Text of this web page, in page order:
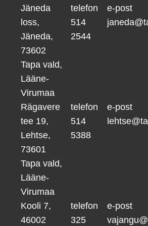
Jäneda
loss,
Jäneda,
73602
Tapa vald,
Lääne-
Virumaa
telefon
514
2544
e-post
Rägavere
tee 19,
Lehtse,
73601
Tapa vald,
Lääne-
Virumaa
telefon
514
5388
e-post
Kooli 7,
46002
telefon
325
e-post